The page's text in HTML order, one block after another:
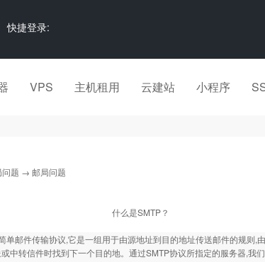
快捷登录:
VPS 主机租用 云建站 小程序
题 → 邮局问题
什么是SMTP？
邮件传输协议,它是一组用于由源地址到目的地址传送邮件的规则,
中转信件时找到下一个目的地。通过SMTP协议所指定的服务器,我